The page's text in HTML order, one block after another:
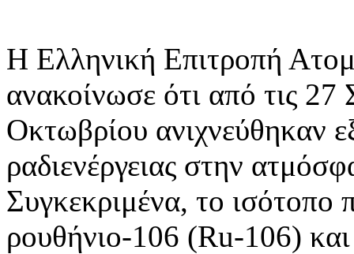
Η Ελληνική Επιτροπή
ανακοίνωσε ότι από τις 27
Οκτωβρίου ανιχνεύθηκαν
ραδιενέργειας στην
Συγκεκριμένα, το ισότοπο
ρουθήνιο-106 (Ru-106)